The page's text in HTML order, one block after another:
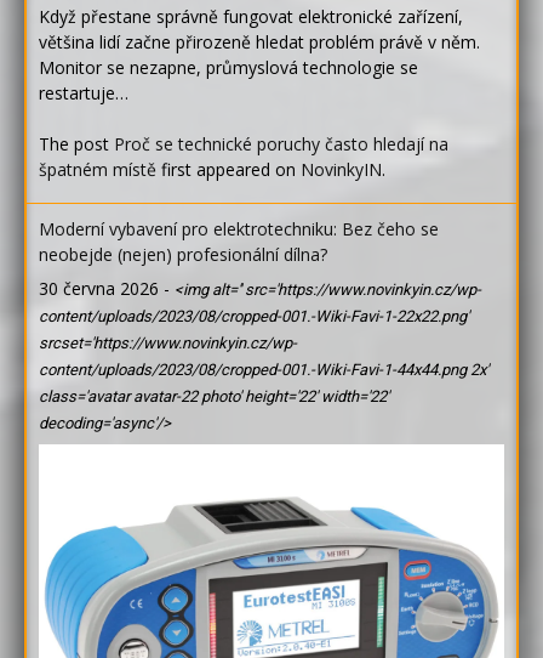
Když přestane správně fungovat elektronické zařízení,
většina lidí začne přirozeně hledat problém právě v něm.
Monitor se nezapne, průmyslová technologie se
restartuje…
The post Proč se technické poruchy často hledají na
špatném místě first appeared on NovinkyIN.
Moderní vybavení pro elektrotechniku: Bez čeho se
neobejde (nejen) profesionální dílna?
30 června 2026 - <img alt='' src='https://www.novinkyin.cz/wp-
content/uploads/2023/08/cropped-001.-Wiki-Favi-1-22x22.png'
srcset='https://www.novinkyin.cz/wp-
content/uploads/2023/08/cropped-001.-Wiki-Favi-1-44x44.png 2x'
class='avatar avatar-22 photo' height='22' width='22'
decoding='async'/>